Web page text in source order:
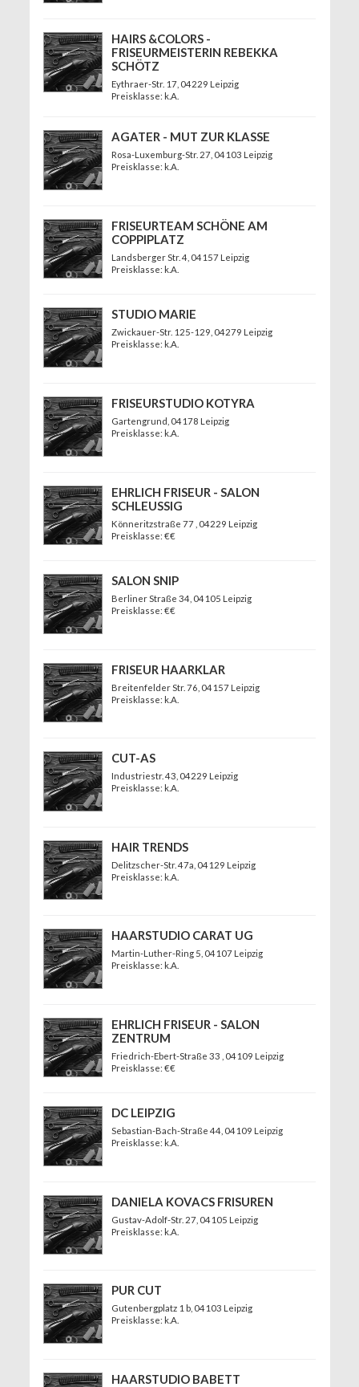
HAIRS &COLORS -
FRISEURMEISTERIN REBEKKA
SCHÖTZ
Eythraer-Str. 17, 04229 Leipzig
Preisklasse: k.A.
AGATER - MUT ZUR KLASSE
Rosa-Luxemburg-Str. 27, 04103 Leipzig
Preisklasse: k.A.
FRISEURTEAM SCHÖNE AM
COPPIPLATZ
Landsberger Str. 4, 04157 Leipzig
Preisklasse: k.A.
STUDIO MARIE
Zwickauer-Str. 125-129 , 04279 Leipzig
Preisklasse: k.A.
FRISEURSTUDIO KOTYRA
Gartengrund , 04178 Leipzig
Preisklasse: k.A.
EHRLICH FRISEUR - SALON
SCHLEUSSIG
Könneritzstraße 77 , 04229 Leipzig
Preisklasse: €€
SALON SNIP
Berliner Straße 34, 04105 Leipzig
Preisklasse: €€
FRISEUR HAARKLAR
Breitenfelder Str. 76 , 04157 Leipzig
Preisklasse: k.A.
CUT-AS
Industriestr. 43 , 04229 Leipzig
Preisklasse: k.A.
HAIR TRENDS
Delitzscher-Str. 47a , 04129 Leipzig
Preisklasse: k.A.
HAARSTUDIO CARAT UG
Martin-Luther-Ring 5 , 04107 Leipzig
Preisklasse: k.A.
EHRLICH FRISEUR - SALON
ZENTRUM
Friedrich-Ebert-Straße 33
, 04109 Leipzig
Preisklasse: €€
DC LEIPZIG
Sebastian-Bach-Straße 44, 04109 Leipzig
Preisklasse: k.A.
DANIELA KOVACS FRISUREN
Gustav-Adolf-Str. 27, 04105 Leipzig
Preisklasse: k.A.
PUR CUT
Gutenbergplatz 1 b, 04103 Leipzig
Preisklasse: k.A.
HAARSTUDIO BABETT